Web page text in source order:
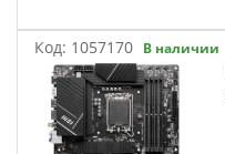
Код: 1057170 В наличии